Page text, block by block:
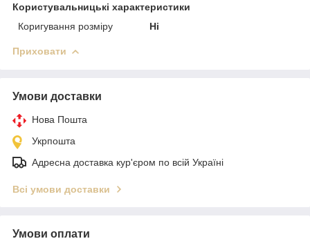
Користувальницькі характеристики
Коригування розміру
Ні
Приховати
Умови доставки
Нова Пошта
Укрпошта
Адресна доставка кур'єром по всій Україні
Всі умови доставки
Умови оплати